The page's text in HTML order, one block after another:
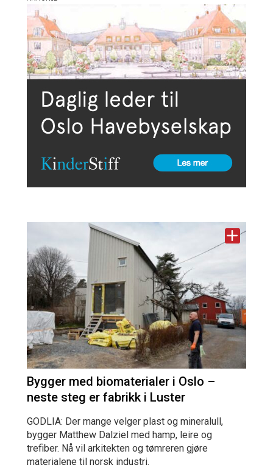
Bygger med biomaterialer i Oslo –
neste steg er fabrikk i Luster
GODLIA: Der mange velger plast og mineralull,
bygger Matthew Dalziel med hamp, leire og
trefiber. Nå vil arkitekten og tømreren gjøre
materialene til norsk industri.